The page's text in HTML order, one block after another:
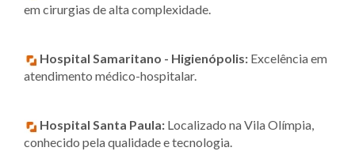
em cirurgias de alta complexidade.
Hospital Samaritano - Higienópolis: Excelência em
atendimento médico-hospitalar.
Hospital Santa Paula: Localizado na Vila Olímpia,
conhecido pela qualidade e tecnologia.